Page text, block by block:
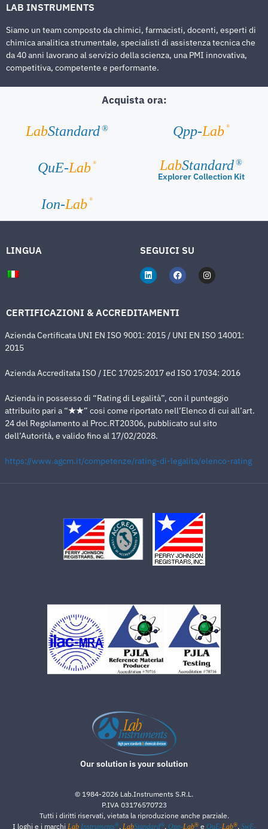
LAB INSTRUMENTS
Siamo un team composto da chimici, farmacisti, docenti, esperti di
chimica analitica strumentale, specialisti di assistenza tecnica che
da 40 anni lavorano al servizio della scienza, una PMI innovativa,
competitiva, competente e performante.
Acquista ora:
LabStandard ® Qpp-Lab ®
QuE-Lab ® LabStandard ®
Explorer Collection Kit
Ion-Lab ®
LINGUA SEGUICI SU
CERTIFICAZIONI & ACCREDITAMENTI
Azienda Certificata UNI EN ISO 9001: 2015 / UNI EN ISO 14001:
2015
Azienda Accreditata ISO / IEC 17025:2017 ed ISO 17034: 2016
Azienda in possesso di “Rating di Legalità”, con il punteggio
attribuito pari a “★★” cosi come riportato nell’Elenco di cui all’art.
24 del Regolamento al Proc.RT20306, pubblicato sul sito
dell’Autorità, e valido fino al 17/02/2028.
https://www.agcm.it/competenze/rating-di-legalita/elenco-rating
Our solution is your solution
© 1984-2026 Lab.Instruments S.R.L.
P.IVA 03176570723
Tutti i diritti riservati, vietata la riproduzione anche parziale.
I loghi e i marchi Lab Instruments®, LabStandard®, Qpp-Lab®e QuE-Lab®, SwE-